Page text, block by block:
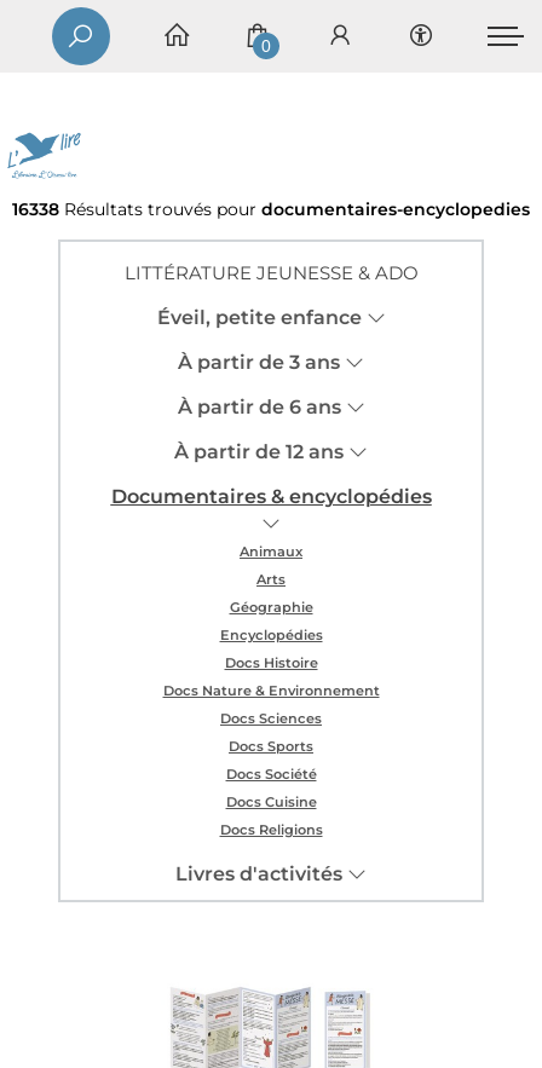
0
16338 Résultats trouvés pour documentaires-encyclopedies
LITTÉRATURE JEUNESSE & ADO
Éveil, petite enfance
À partir de 3 ans
À partir de 6 ans
À partir de 12 ans
Documentaires & encyclopédies
Animaux
Arts
Géographie
Encyclopédies
Docs Histoire
Docs Nature & Environnement
Docs Sciences
Docs Sports
Docs Société
Docs Cuisine
Docs Religions
Livres d'activités